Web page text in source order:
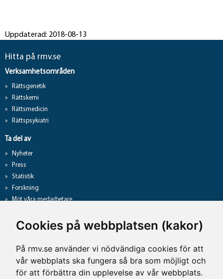
Cookies på webbplatsen (kakor)
På rmv.se använder vi nödvändiga cookies för att
vår webbplats ska fungera så bra som möjligt och
för att förbättra din upplevelse av vår webbplats.
Uppdaterad: 2018-08-13
Hitta på rmv.se
Verksamhetsområden
Rättsgenetik
Rättskemi
Rättsmedicin
Rättspsykiatri
Ta del av
Nyheter
Press
Statistik
Forskning
Möt våra medarbetare
Hantering av personuppgifter
Lediga jobb
Tillgänglighet på rmv.se